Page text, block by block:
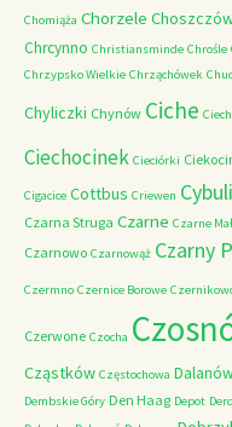
Chomiąża Chorzele
Chrcynno Christiansminde Chrośle
Chrzypsko Wielkie Chrząchówek
Chyliczki Chynów Ciche
Ciechocinek Cieciórki
Cigacice Cottbus Criewen
Czarna Struga Czarne Czarne
Czarnowo Czarnowąż Czarny
Czermno Czernice Borowe
Czerwone Czocha
Cząstków Częstochowa
Dembskie Góry Den Haag Depot Derc